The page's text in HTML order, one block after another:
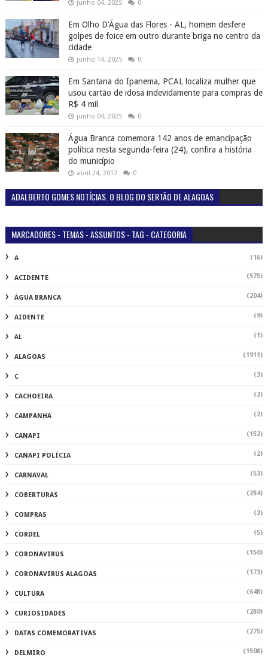
junho 04, 2025 0
Em Olho D’Água das Flores - AL, homem desfere
golpes de foice em outro durante briga no centro da
cidade
junho 14, 2025 0
Em Santana do Ipanema, PCAL localiza mulher que
usou cartão de idosa indevidamente para compras de
R$ 4 mil
junho 04, 2025 0
Água Branca comemora 142 anos de emancipação
política nesta segunda-feira (24), confira a história
do município
abril 24, 2017 0
ADALBERTO GOMES NOTÍCIAS. O BLOG DO SERTÃO DE ALAGOAS
MARCADORES - TEMAS - ASSUNTOS - TAG - CATEGORIA
A (16)
ACIDENTE (575)
ÁGUA BRANCA (204)
AIDENTE (9)
AL (1)
ALAGOAS (1911)
C (3)
CACHOEIRA (2)
CAMPANHA (2)
CANAPI (152)
CANAPI POLÍCIA (2)
CARNAVAL (53)
COBERTURAS (284)
COMPRAS (2)
CORDEL (5)
CORONAVIRUS (150)
CORONAVIRUS ALAGOAS (173)
CULTURA (648)
CURIOSIDADES (280)
DATAS COMEMORATIVAS (275)
DELMIRO (1508)